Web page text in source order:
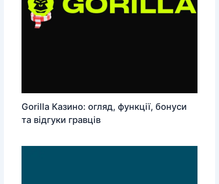
Gorilla Казино: огляд, функції, бонуси
та відгуки гравців